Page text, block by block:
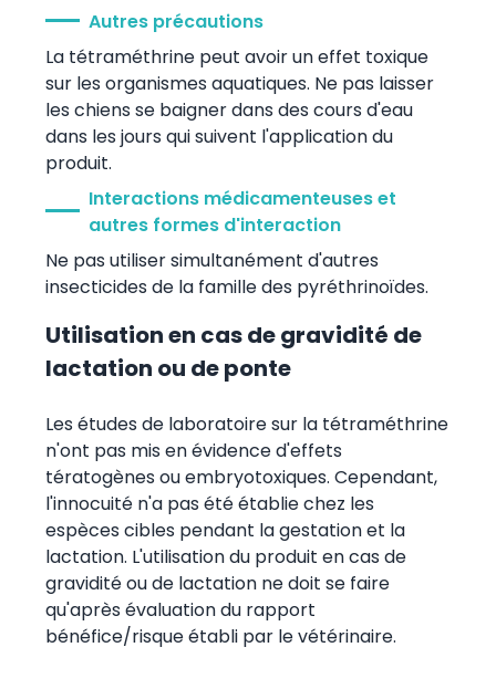
Autres précautions
La tétraméthrine peut avoir un effet toxique
sur les organismes aquatiques. Ne pas laisser
les chiens se baigner dans des cours d'eau
dans les jours qui suivent l'application du
produit.
Interactions médicamenteuses et
autres formes d'interaction
Ne pas utiliser simultanément d'autres
insecticides de la famille des pyréthrinoïdes.
Utilisation en cas de gravidité de
lactation ou de ponte
Les études de laboratoire sur la tétraméthrine
n'ont pas mis en évidence d'effets
tératogènes ou embryotoxiques. Cependant,
l'innocuité n'a pas été établie chez les
espèces cibles pendant la gestation et la
lactation. L'utilisation du produit en cas de
gravidité ou de lactation ne doit se faire
qu'après évaluation du rapport
bénéfice/risque établi par le vétérinaire.